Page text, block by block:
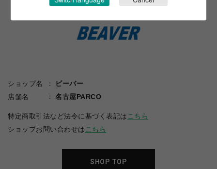
ショップ名
ビーバー
店舗名
名古屋PARCO
特定商取引法など法令に基づく表記は こちら
ショップお問い合わせは こちら
SHOP TOP